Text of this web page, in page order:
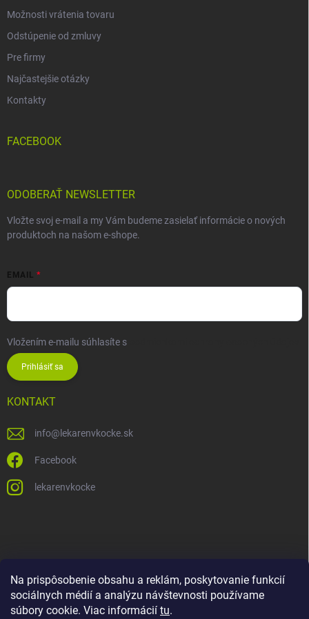
Na prispôsobenie obsahu a reklám, poskytovanie funkcií
sociálnych médií a analýzu návštevnosti používame
súbory cookie. Viac informácií tu.
Možnosti vrátenia tovaru
Odstúpenie od zmluvy
Pre firmy
Najčastejšie otázky
Kontakty
FACEBOOK
ODOBERAŤ NEWSLETTER
Vložte svoj e-mail a my Vám budeme zasielať informácie o nových
produktoch na našom e-shope.
EMAIL
Vložením e-mailu súhlasíte s
Prihlásiť sa
KONTAKT
info@ lekarenvkocke.sk
Facebook
lekarenvkocke